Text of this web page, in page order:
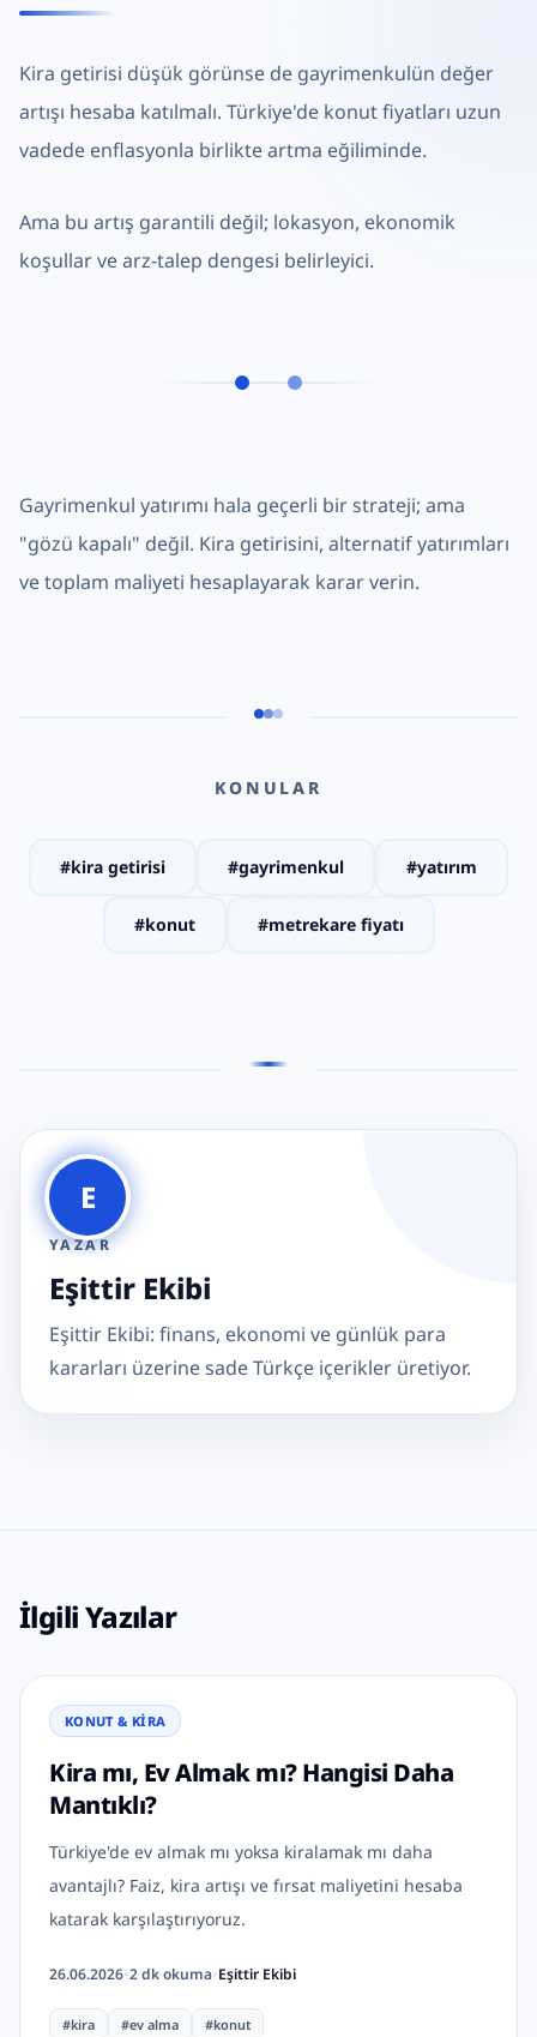
Kira getirisi düşük görünse de gayrimenkulün değer
artışı hesaba katılmalı. Türkiye'de konut fiyatları uzun
vadede enflasyonla birlikte artma eğiliminde.
Ama bu artış garantili değil; lokasyon, ekonomik
koşullar ve arz-talep dengesi belirleyici.
Gayrimenkul yatırımı hala geçerli bir strateji; ama
"gözü kapalı" değil. Kira getirisini, alternatif yatırımları
ve toplam maliyeti hesaplayarak karar verin.
KONULAR
#kira getirisi #gayrimenkul #yatırım
#konut #metrekare fiyatı
E
YAZAR
Eşittir Ekibi
Eşittir Ekibi: finans, ekonomi ve günlük para
kararları üzerine sade Türkçe içerikler üretiyor.
İlgili Yazılar
KONUT & KIRA
Kira mı, Ev Almak mı? Hangisi Daha
Mantıklı?
Türkiye'de ev almak mı yoksa kiralamak mı daha
avantajlı? Faiz, kira artışı ve fırsat maliyetini hesaba
katarak karşılaştırıyoruz.
26.06.2026•2dk okuma•Eşittir Ekibi
#kira #ev alma #konut